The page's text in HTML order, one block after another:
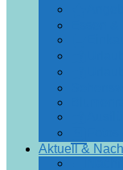
Aktuell &